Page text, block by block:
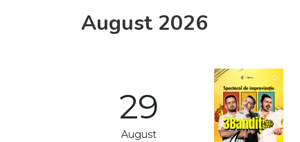
August 2026
29
August